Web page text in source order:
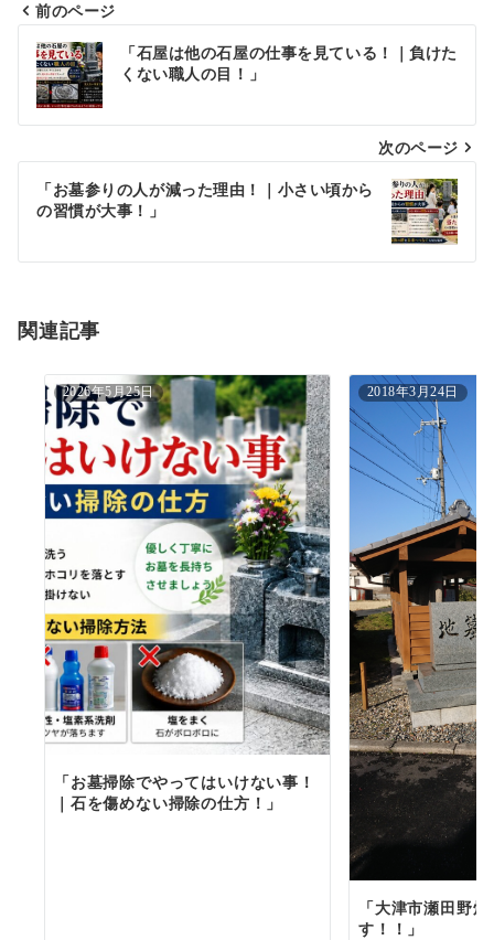
投
稿
ナ
シ
ン
前のページ
「石屋は他の石屋の仕事を見ている！｜負けた
くない職人の目！」
次のページ
「お墓参りの人が減った理由！｜小さい頃から
の習慣が大事！」
関連記事
2026年5月25日
「お墓掃除でやってはいけない事！
｜石を傷めない掃除の仕方！」
2018年3月24日
「大津市瀬田野
す！！」